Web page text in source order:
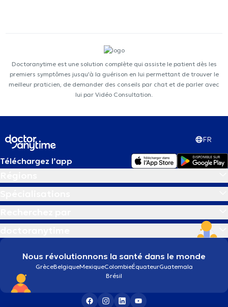
Doctoranytime est une solution complète qui assiste le patient dès les
premiers symptômes jusqu'à la guérison en lui permettant de trouver le
meilleur praticien, de demander des conseils par chat et de parler avec
lui par Vidéo Consultation.
FR
Téléchargez l’app
Nous révolutionnons la santé dans le monde
GrèceBelgiqueMexiqueColombieÉquateurGuatemala
Brésil